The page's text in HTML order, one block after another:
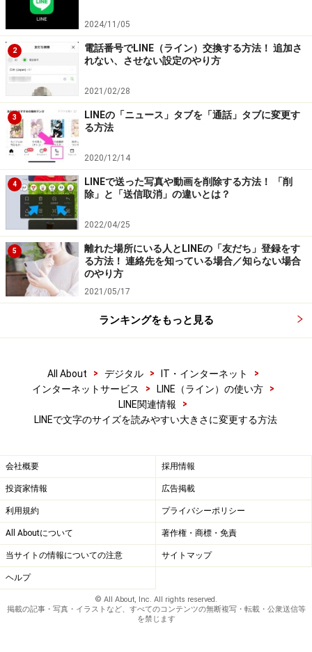
スマホ自体の設定を、LINEアプリに反映さ
せる
■iPhoneの場合
iPhone自体の設定画面から、大きさを変えられます。ま
ずは“LINE”アプリの設定画面を変更しておきます。前述
と同じようにアプリ画面右下の「…」→「設定」→「ト
ーク・通話」→「フォントサイズ」と進んだら、
「iPhoneの設定に従う」をON（緑色）にします。
次に、LINEアプリではなく、iPhoneの設定画面を開きま
す。設定アプリの「一般」→「アクセシビリティ」へと
進んだら、「さらに大きな文字」を選択。同画面の下の
方にあるスライダを左右に動かすことで、LINEアプリの
文字サイズも連動します（そのほか、iPhone純正のメー
ルやカレンダーなどの文字サイズも変わります）。
LINEアプリの「設定」で、「iPhoneの設定に従う」を
ON（緑色）にしておく
iPhoneの設定アプリを開き、「一般」→「アクセシビリテ
ィ」へと進み、「さらに大きな文字」を選択する
画面の下部にあるスライダを左右に動かして文字の大きさを
調整
2024/11/05
2
電話番号でLINE（ライン）交換する方法！ 追加さ
れない、させない設定のやり方
2021/02/28
3
LINEの「ニュース」タブを「通話」タブに変更す
る方法
2020/12/14
4
LINEで送った写真や動画を削除する方法！ 「削
除」と「送信取消」の違いとは？
2022/04/25
5
離れた場所にいる人とLINEの「友だち」登録をす
る方法！ 連絡先を知っている場合／知らない場合
のやり方
2021/05/17
ランキングをもっと見る
All About > デジタル > IT・インターネット
>
インターネットサービス
> LINE（ライン）の使い方
>
LINE関連情報
>
LINEで文字のサイズを読みやすい大きさに変更する方法
会社概要 採用情報
投資家情報 広告掲載
利用規約 プライバシーポリシー
All Aboutについて 著作権・商標・免責
当サイトの情報についての注意 サイトマップ
ヘルプ
© All About, Inc. All rights reserved.
掲載の記事・写真・イラストなど、すべてのコンテンツの無断複写・転載・公衆送信等
を禁じます